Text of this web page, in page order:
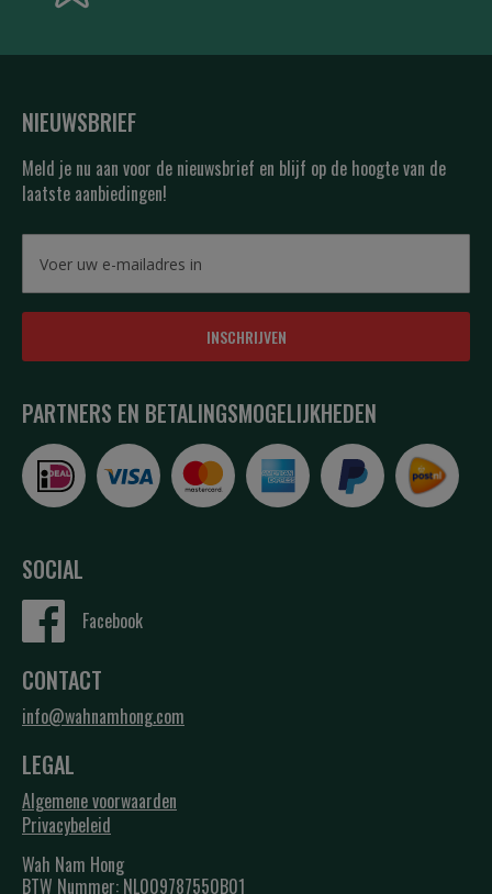
NIEUWSBRIEF
Meld je nu aan voor de nieuwsbrief en blijf op de hoogte van de
laatste aanbiedingen!
INSCHRIJVEN
PARTNERS EN BETALINGSMOGELIJKHEDEN
SOCIAL
Facebook
CONTACT
info@wahnamhong.com
LEGAL
Algemene voorwaarden
Privacybeleid
Wah Nam Hong
BTW Nummer: NL009787550B01